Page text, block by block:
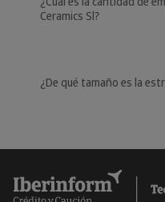
Ceramics Sl?
¿De qué tamaño es la